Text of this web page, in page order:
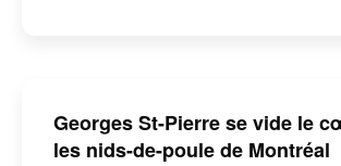
Georges St-Pierre se vide le
les nids-de-poule de Montréal